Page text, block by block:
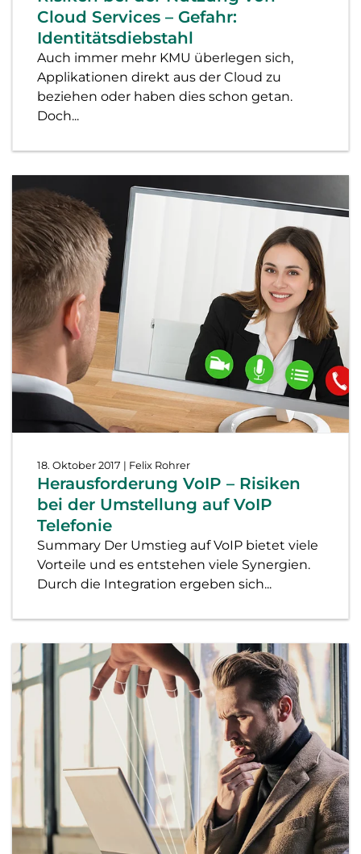
Cloud Services – Gefahr:
Identitätsdiebstahl
Auch immer mehr KMU überlegen sich,
Applikationen direkt aus der Cloud zu
beziehen oder haben dies schon getan.
Doch...
18. Oktober 2017 | Felix Rohrer
Herausforderung VoIP – Risiken
bei der Umstellung auf VoIP
Telefonie
Summary Der Umstieg auf VoIP bietet viele
Vorteile und es entstehen viele Synergien.
Durch die Integration ergeben sich...